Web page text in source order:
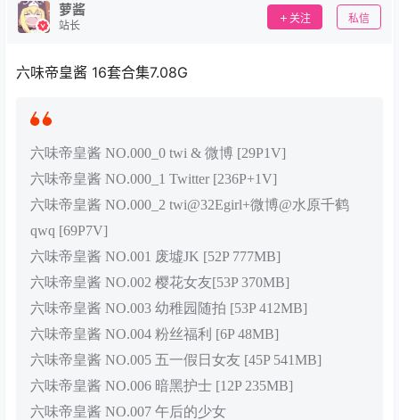
萝酱
站长
关注 私信
六味帝皇酱 16套合集7.08G
六味帝皇酱 NO.000_0 twi & 微博 [29P1V]
六味帝皇酱 NO.000_1 Twitter [236P+1V]
六味帝皇酱 NO.000_2 twi@32Egirl+微博@水原千鹤
qwq [69P7V]
六味帝皇酱 NO.001 废墟JK [52P 777MB]
六味帝皇酱 NO.002 樱花女友[53P 370MB]
六味帝皇酱 NO.003 幼稚园随拍 [53P 412MB]
六味帝皇酱 NO.004 粉丝福利 [6P 48MB]
六味帝皇酱 NO.005 五一假日女友 [45P 541MB]
六味帝皇酱 NO.006 暗黑护士 [12P 235MB]
六味帝皇酱 NO.007 午后的少女